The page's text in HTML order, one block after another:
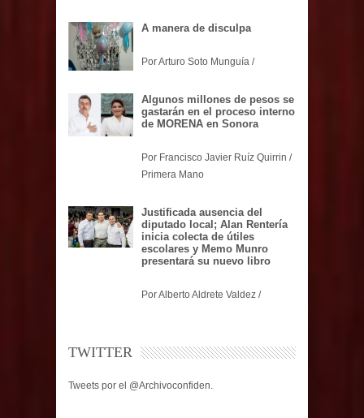
A manera de disculpa
Por Arturo Soto Munguía /
Algunos millones de pesos se
gastarán en el proceso interno
de MORENA en Sonora
Por Francisco Javier Ruíz Quirrin /
Primera Mano
Justificada ausencia del
diputado local; Alan Rentería
inicia colecta de útiles
escolares y Memo Munro
presentará su nuevo libro
Por Alberto Aldrete Valdez /
TWITTER
Tweets por el @Archivoconfiden.